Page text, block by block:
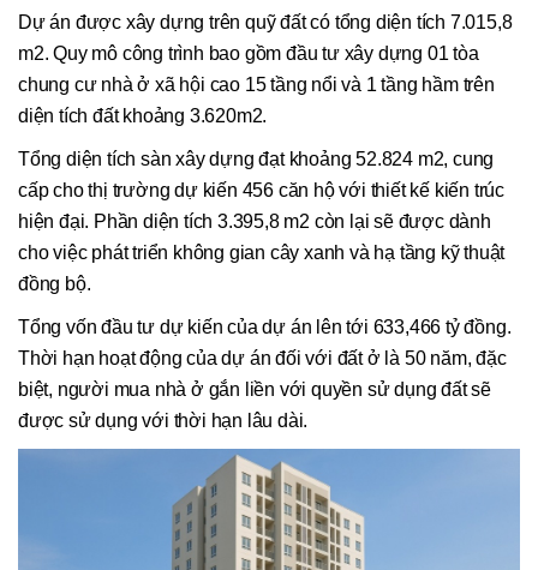
Dự án được xây dựng trên quỹ đất có tổng diện tích 7.015,8
m2. Quy mô công trình bao gồm đầu tư xây dựng 01 tòa
chung cư nhà ở xã hội cao 15 tầng nổi và 1 tầng hầm trên
diện tích đất khoảng 3.620m2.
Tổng diện tích sàn xây dựng đạt khoảng 52.824 m2, cung
cấp cho thị trường dự kiến 456 căn hộ với thiết kế kiến trúc
hiện đại. Phần diện tích 3.395,8 m2 còn lại sẽ được dành
cho việc phát triển không gian cây xanh và hạ tầng kỹ thuật
đồng bộ.
Tổng vốn đầu tư dự kiến của dự án lên tới 633,466 tỷ đồng.
Thời hạn hoạt động của dự án đối với đất ở là 50 năm, đặc
biệt, người mua nhà ở gắn liền với quyền sử dụng đất sẽ
được sử dụng với thời hạn lâu dài.